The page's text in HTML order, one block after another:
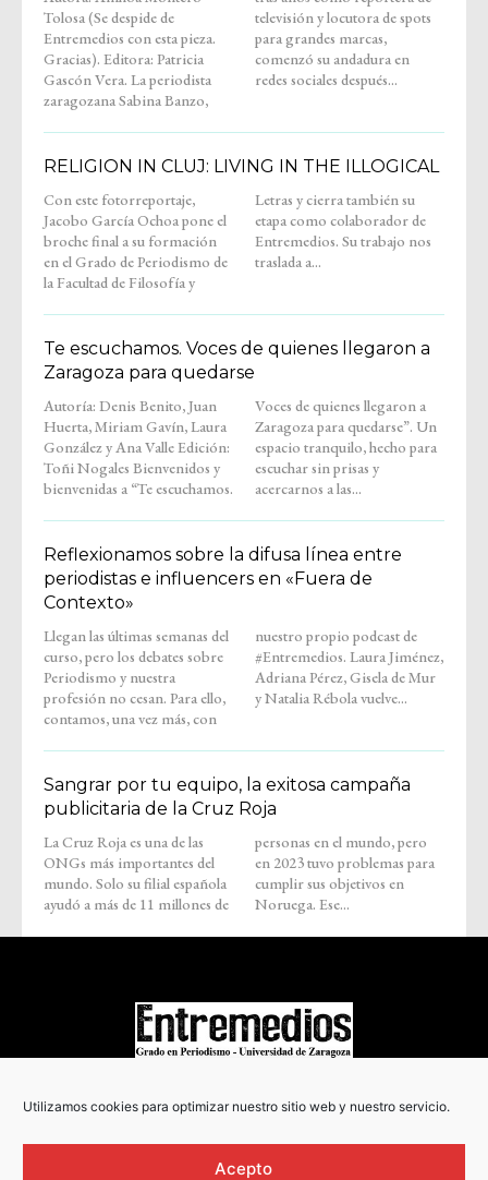
Utilizamos cookies para optimizar nuestro sitio web y nuestro servicio.
Acepto
Tolosa (Se despide de
Entremedios con esta pieza.
Gracias). Editora: Patricia
Gascón Vera. La periodista
zaragozana Sabina Banzo,
televisión y locutora de spots
para grandes marcas,
comenzó su andadura en
redes sociales después...
RELIGION IN CLUJ: LIVING IN THE ILLOGICAL
Con este fotorreportaje,
Jacobo García Ochoa pone el
broche final a su formación
en el Grado de Periodismo de
la Facultad de Filosofía y
Letras y cierra también su
etapa como colaborador de
Entremedios. Su trabajo nos
traslada a...
Te escuchamos. Voces de quienes llegaron a
Zaragoza para quedarse
Autoría: Denis Benito, Juan
Huerta, Miriam Gavín, Laura
González y Ana Valle Edición:
Toñi Nogales Bienvenidos y
bienvenidas a “Te escuchamos.
Voces de quienes llegaron a
Zaragoza para quedarse”. Un
espacio tranquilo, hecho para
escuchar sin prisas y
acercarnos a las...
Reflexionamos sobre la difusa línea entre
periodistas e influencers en «Fuera de
Contexto»
Llegan las últimas semanas del
curso, pero los debates sobre
Periodismo y nuestra
profesión no cesan. Para ello,
contamos, una vez más, con
nuestro propio podcast de
#Entremedios. Laura Jiménez,
Adriana Pérez, Gisela de Mur
y Natalia Rébola vuelve...
Sangrar por tu equipo, la exitosa campaña
publicitaria de la Cruz Roja
La Cruz Roja es una de las
ONGs más importantes del
mundo. Solo su filial española
ayudó a más de 11 millones de
personas en el mundo, pero
en 2023 tuvo problemas para
cumplir sus objetivos en
Noruega. Ese...